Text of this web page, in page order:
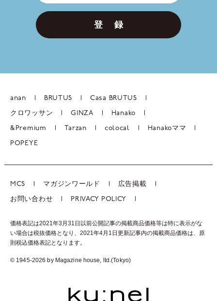
登 録
anan BRUTUS Casa BRUTUS
クロワッサン GINZA Hanako
&Premium Tarzan colocal Hanakoママ
POPEYE
MCS マガジンワールド 広告掲載
お問い合わせ PRIVACY POLICY
価格表記は2021年3月31日以前公開記事の掲載商品価格等は特に表示がな
い場合は税抜価格となり、2021年4月1日更新記事内の掲載商品価格は、 原
則税込価格表記となります。
© 1945-2026 by Magazine house, ltd.(Tokyo)